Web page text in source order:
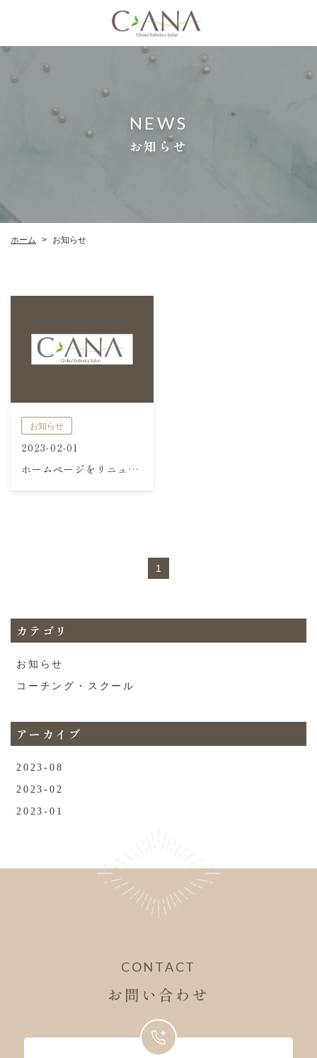
NEWS
お知らせ
ホーム > お知らせ
お知らせ
2023-02-01
ホームページをリニューアルしました
1
カテゴリ
お知らせ
コーチング・スクール
アーカイブ
2023-08
2023-02
2023-01
CONTACT
お問い合わせ